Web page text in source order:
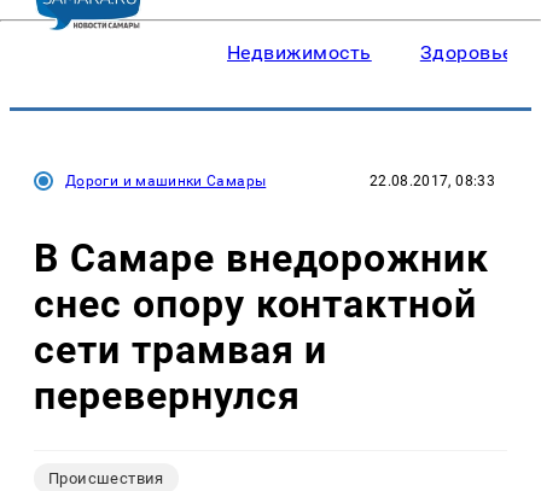
Недвижимость Здоровье
Дороги и машинки Самары 22.08.2017, 08:33
В Самаре внедорожник
снес опору контактной
сети трамвая и
перевернулся
Происшествия